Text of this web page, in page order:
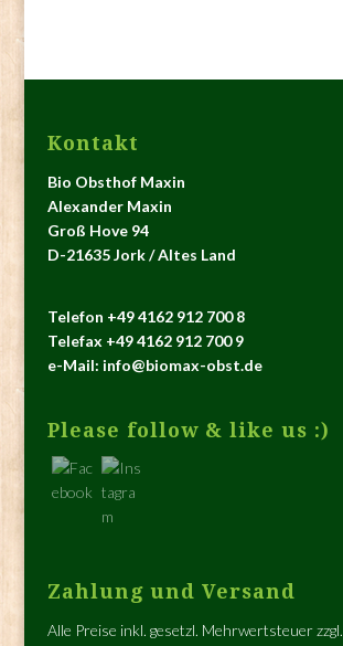
Kontakt
Bio Obsthof Maxin
Alexander Maxin
Groß Hove 94
D-21635 Jork / Altes Land
Telefon +49 4162 912 700 8
Telefax +49 4162 912 700 9
e-Mail: info@biomax-obst.de
Please follow & like us :)
Zahlung und Versand
Alle Preise inkl. gesetzl. Mehrwertsteuer zzgl.